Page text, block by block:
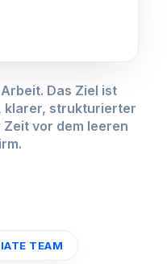
Das Ziel ist
klarer, strukturierter
vor dem leeren
TEAM